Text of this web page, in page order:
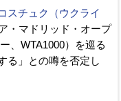
スチュク（ウクライ
・マドリッド・オープ
、WTA1000）を巡る
る」との噂を否定し